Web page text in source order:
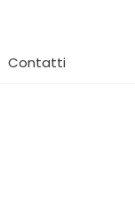
Contatti